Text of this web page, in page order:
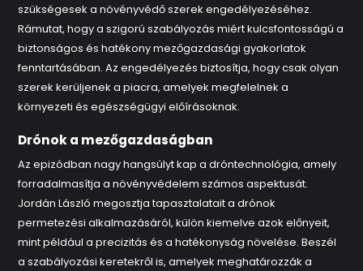
szükségesek a növényvédő szerek engedélyezéséhez.
Rámutat, hogy a szigorú szabályozás miért kulcsfontosságú a
biztonságos és hatékony mezőgazdasági gyakorlatok
fenntartásában. Az engedélyezés biztosítja, hogy csak olyan
szerek kerüljenek a piacra, amelyek megfelelnek a
környezeti és egészségügyi előírásoknak.
Drónok a mezőgazdaságban
Az epizódban nagy hangsúlyt kap a dróntechnológia, amely
forradalmasítja a növényvédelem számos aspektusát.
Jordán László megosztja tapasztalatait a drónok
permetezési alkalmazásáról, külön kiemelve azok előnyeit,
mint például a precizitás és a hatékonyság növelése. Beszél
a szabályozási keretekről is, amelyek meghatározzák a